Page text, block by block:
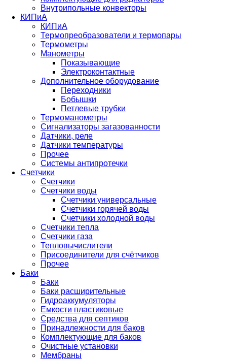
Внутрипольные конвекторы
КИПиА
КИПиА
Термопреобразователи и термопары
Термометры
Манометры
Показывающие
Электроконтактные
Дополнительное оборудование
Переходники
Бобышки
Петлевые трубки
Термоманометры
Сигнализаторы загазованности
Датчики, реле
Датчики температуры
Прочее
Системы антипротечки
Счетчики
Счетчики
Счетчики воды
Счетчики универсальные
Счетчики горячей воды
Счетчики холодной воды
Счетчики тепла
Счетчики газа
Тепловычислители
Присоединители для счётчиков
Прочее
Баки
Баки
Баки расширительные
Гидроаккумуляторы
Емкости пластиковые
Средства для септиков
Принадлежности для баков
Комплектующие для баков
Очистные установки
Мембраны